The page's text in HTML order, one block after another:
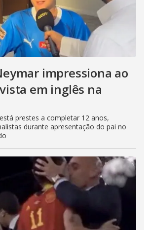
impressiona ao
em inglês na
prestes a completar 12 anos,
durante apresentação do pai no